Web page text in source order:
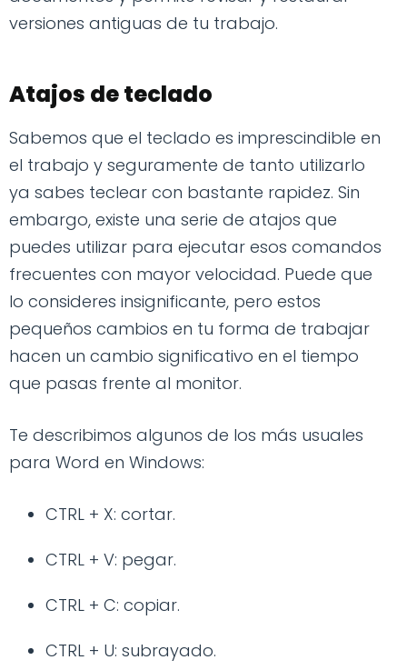
versiones antiguas de tu trabajo.
Atajos de teclado
Sabemos que el teclado es imprescindible en
el trabajo y seguramente de tanto utilizarlo
ya sabes teclear con bastante rapidez. Sin
embargo, existe una serie de atajos que
puedes utilizar para ejecutar esos comandos
frecuentes con mayor velocidad. Puede que
lo consideres insignificante, pero estos
pequeños cambios en tu forma de trabajar
hacen un cambio significativo en el tiempo
que pasas frente al monitor.
Te describimos algunos de los más usuales
para Word en Windows:
CTRL + X: cortar.
CTRL + V: pegar.
CTRL + C: copiar.
CTRL + U: subrayado.